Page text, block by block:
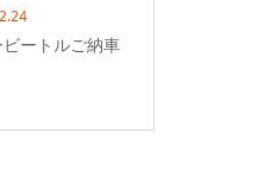
ートルご納車